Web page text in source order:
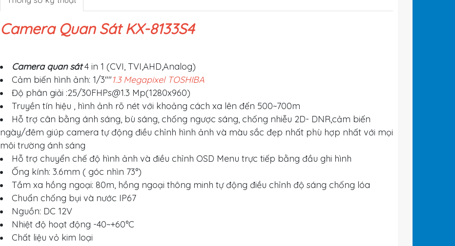
Camera Quan Sát KX-8133S4
Camera quan sát4 in 1 (CVI, TVI,AHD,Analog)
Cảm biến hình ảnh: 1/3""1.3 Megapixel TOSHIBA
Độ phân giải :25/30FHPs@1.3 Mp(1280x960)
Truyền tín hiệu , hình ảnh rõ nét với khoảng cách xa lên đến 500~700m
Hỗ trợ cân bằng ánh sáng, bù sáng, chống ngược sáng, chống nhiễu 2D- DNR,cảm biến
ngày/đêm giúp camera tự động điều chỉnh hình ảnh và màu sắc đẹp nhất phù hợp nhất với mọi
môi trường ánh sáng
Hỗ trợ chuyển chế độ hình ảnh và điều chỉnh OSD Menu trực tiếp bằng đầu ghi hình
Ống kính: 3.6mm ( góc nhìn 73°)
Tầm xa hồng ngoại: 80m, hồng ngoại thông minh tự động điều chỉnh độ sáng chống lóa
Chuẩn chống bụi và nước IP67
Nguồn: DC 12V
Nhiệt độ hoạt động -40~+60°C
Chất liệu vỏ kim loại